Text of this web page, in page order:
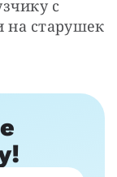
с
на старушек